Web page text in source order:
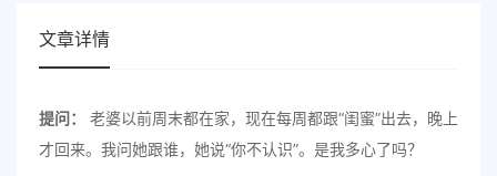
文章详情
提问：
老婆以前周末都在家，现在每周都跟“闺蜜”出去，晚上
才回来。我问她跟谁，她说“你不认识”。是我多心了吗？